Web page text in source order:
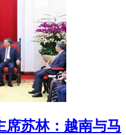
席苏林：越南与马